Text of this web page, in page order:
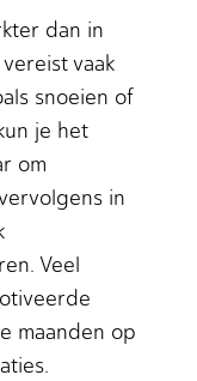
dan in
vaak
snoeien of
je het
om
in
Veel
maanden op